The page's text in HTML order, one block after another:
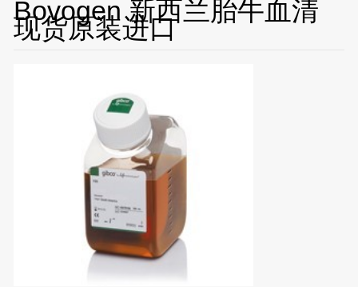
Bovogen 新西兰胎牛血清
现货原装进口